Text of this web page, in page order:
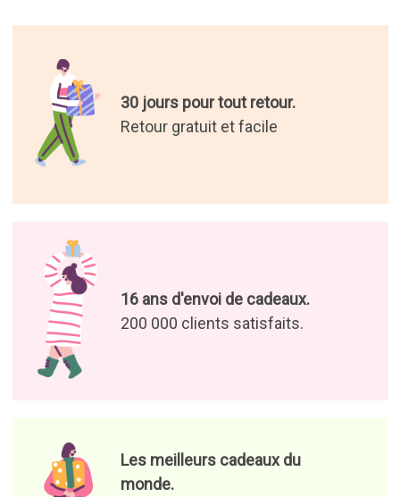
30 jours pour tout retour.
Retour gratuit et facile
16 ans d'envoi de cadeaux.
200 000 clients satisfaits.
Les meilleurs cadeaux du
monde.